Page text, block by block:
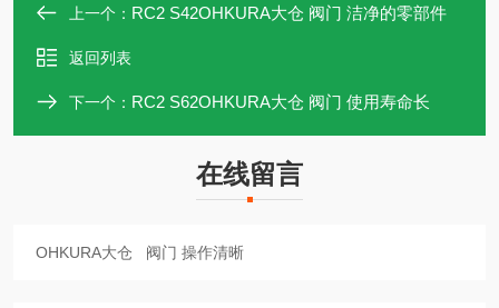
上一个： RC2 S42OHKURA大仓 阀门 洁净的零部件
返回列表
下一个： RC2 S62OHKURA大仓 阀门 使用寿命长
在线留言